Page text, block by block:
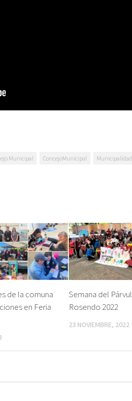
Municipal ConcejoMunicipal
Municipalidad
de la comuna
en Feria
Semana del
Rosendo 2022
23 NOVIEMBRE, 2022